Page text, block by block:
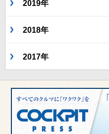
2019年
2018年
2017年